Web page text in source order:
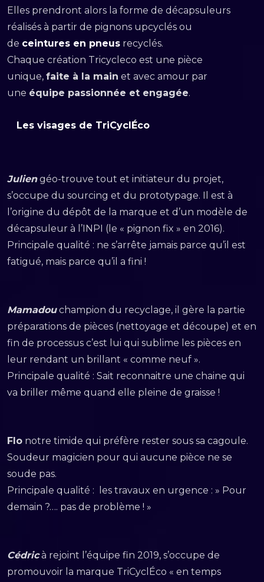
Elles prendront alors la forme de décapsuleurs
réalisés à partir de pignons upcyclés ou
de ceintures en pneus recyclés.
Chaque création Tricycleco est une pièce
unique, faite à la main et avec amour par
une équipe passionnée et engagée.
Les visages de TriCyclÉco
Juliengéo-trouve tout et initiateur du projet,
s’occupe du sourcing et du prototypage. Il est à
l’origine du dépôt de la marque et d’un modèle de
décapsuleur à l’INPI (le « pignon fix » en 2016).
Principale qualité : ne s’arrête jamais parce qu’il est
fatigué, mais parce qu’il a fini !
Mamadouchampion du recyclage, il gère la partie
préparations de pièces (nettoyage et découpe) et en
fin de processus c’est lui qui sublime les pièces en
leur rendant un brillant « comme neuf ».
Principale qualité : Sait reconnaitre une chaine qui
va briller même quand elle pleine de graisse !
Flo notre timide qui préfère rester sous sa cagoule.
Soudeur magicien pour qui aucune pièce ne se
soude pas.
Principale qualité : les travaux en urgence : » Pour
demain ?…. pas de problème ! »
Cédricà rejoint l’équipe fin 2019, s’occupe de
promouvoir la marque TriCyclÉco « en temps